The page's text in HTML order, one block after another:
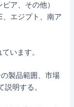
ア、その他）
、エジプト、南ア
います。
製品範囲、市場
明する。